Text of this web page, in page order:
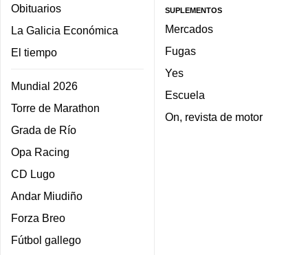
Obituarios
La Galicia Económica
El tiempo
Mundial 2026
Torre de Marathon
Grada de Río
Opa Racing
CD Lugo
Andar Miudiño
Forza Breo
Fútbol gallego
SUPLEMENTOS
Mercados
Fugas
Yes
Escuela
On, revista de motor